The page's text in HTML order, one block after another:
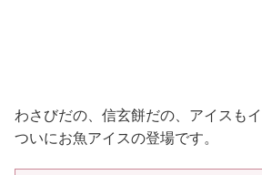
わさびだの、信玄餅だの、アイスもイ
ついにお魚アイスの登場です。